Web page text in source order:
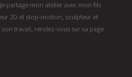
partage mon atelier avec mon fils
2D et stop-motion, sculpteur et
travail, rendez-vous sur sa page